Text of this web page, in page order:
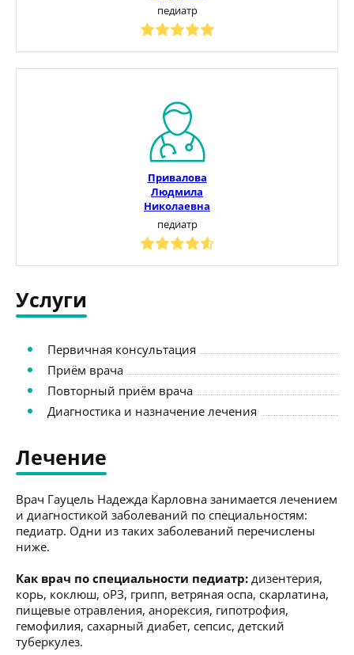
педиатр
Привалова
Людмила
Николаевна
педиатр
Услуги
Первичная консультация
Приём врача
Повторный приём врача
Диагностика и назначение лечения
Лечение
Врач Гауцель Надежда Карловна занимается лечением
и диагностикой заболеваний по специальностям:
педиатр. Одни из таких заболеваний перечислены
ниже.
Как врач по специальности педиатр: дизентерия,
корь, коклюш, оРЗ, грипп, ветряная оспа, скарлатина,
пищевые отравления, анорексия, гипотрофия,
гемофилия, сахарный диабет, сепсис, детский
туберкулез.